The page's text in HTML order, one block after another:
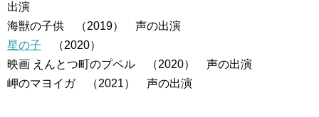
出演
海獣の子供 （2019） 声の出演
星の子 （2020）
映画 えんとつ町のプペル （2020） 声の出演
岬のマヨイガ （2021） 声の出演